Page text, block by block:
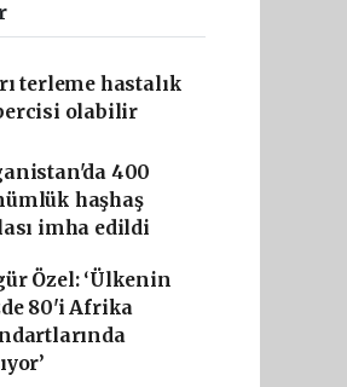
terleme hastalık
olabilir
400
haşhaş
imha edildi
Özel: ‘Ülkenin
80'i Afrika